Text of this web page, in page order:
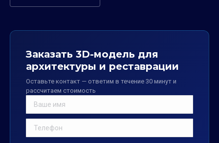
Заказать 3D-модель для
архитектуры и реставрации
Оставьте контакт — ответим в течение 30 минут и
рассчитаем стоимость